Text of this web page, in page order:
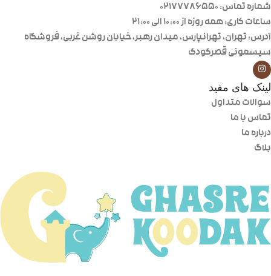
شماره تماس: 02177786550
ساعات کاری: همه روزه از ۱۰:۰۰ الی ۲۱:۰۰
آدرس: تهران، تهرانپارس، میدان رهبر، خیابان روشن غربی، فروشگاه
سیسمونی قصرکودک
لینک های مفید
سوالات متداول
تماس با ما
درباره ما
بلاگ